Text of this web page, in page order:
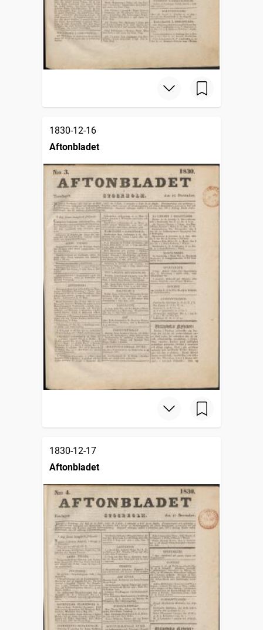
1830-12-16
Aftonbladet
1830-12-17
Aftonbladet